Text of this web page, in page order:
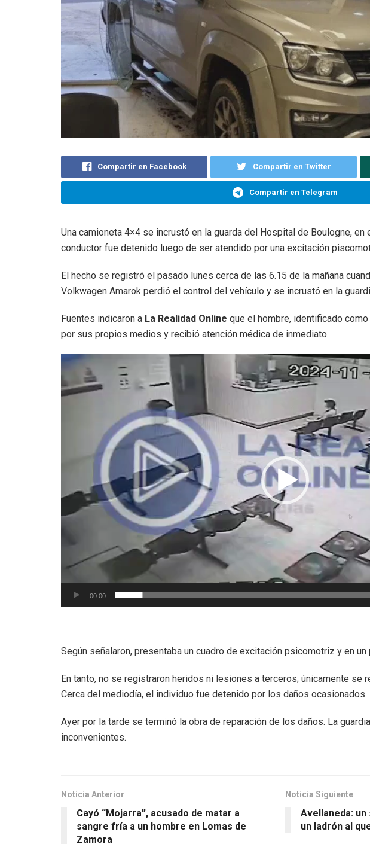
Compartir en Facebook Compartir en Twitter
Compartir en Telegram
Una camioneta 4×4 se incrustó en la guarda del Hospital de Boulogne,
conductor fue detenido luego de ser atendido por una excitación
El hecho se registró el pasado lunes cerca de las 6.15 de la mañana
Volkwagen Amarok perdió el control del vehículo y se incrustó en la
Fuentes indicaron a La Realidad Online que el hombre, identificado
por sus propios medios y recibió atención médica de inmediato.
Reproductor
video
00:00
Según señalaron, presentaba un cuadro de excitación psicomotriz y en
En tanto, no se registraron heridos ni lesiones a terceros; únicamente se
Cerca del mediodía, el individuo fue detenido por los daños ocasionados.
Ayer por la tarde se terminó la obra de reparación de los daños. La
inconvenientes.
Noticia Anterior
Cayó “Mojarra”, acusado de matar a
sangre fría a un hombre en Lomas de
Zamora
Noticia Siguiente
Avellaneda:
un ladrón al